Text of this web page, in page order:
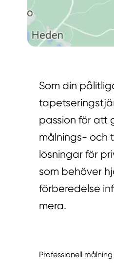
Som din
passion för att
målnings- och
lösningar för
som behöver
förberedelse
mera.
Professionell